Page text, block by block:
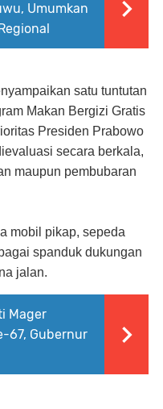
Umumkan
satu tuntutan
Makan Bergizi Gratis
Presiden Prabowo
secara berkala,
maupun pembubaran
mobil pikap, sepeda
spanduk dukungan
jalan.
Mager
67, Gubernur